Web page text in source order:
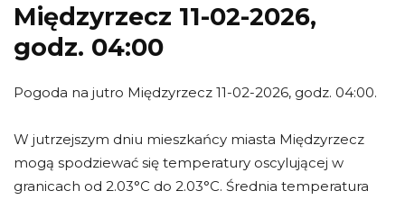
Międzyrzecz 11-02-2026,
godz. 04:00
Pogoda na jutro Międzyrzecz 11-02-2026, godz. 04:00.
W jutrzejszym dniu mieszkańcy miasta Międzyrzecz
mogą spodziewać się temperatury oscylującej w
granicach od 2.03°C do 2.03°C. Średnia temperatura